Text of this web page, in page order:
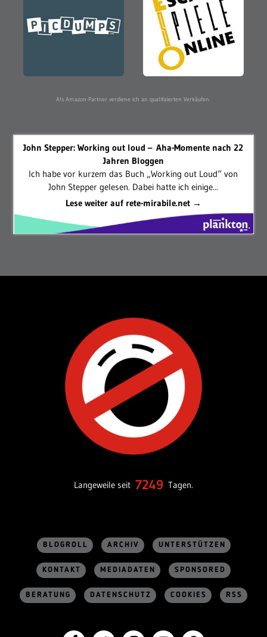
Als Amazon-Partner verdiene ich an qualifizierten Verkäufen.
John Stepper: Working out loud – Aha-Momente nach 22
Jahren Bloggen
Ich habe vor kurzem das Buch „Working out Loud“ von
John Stepper gelesen. Dabei hatte ich einige...
Lese weiter auf rete-mirabile.net →
Langeweile seit 7249 Tagen.
BLOGROLL ARCHIV UNTERSTÜTZEN
KONTAKT MEDIADATEN SPONSORED
BERATUNG DATENSCHUTZ COOKIES RSS